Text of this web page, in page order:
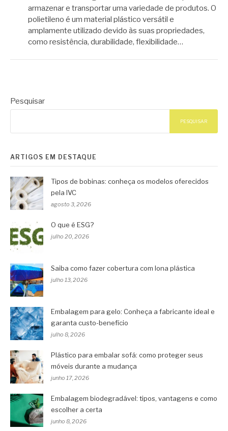
armazenar e transportar uma variedade de produtos. O
polietileno é um material plástico versátil e
amplamente utilizado devido às suas propriedades,
como resistência, durabilidade, flexibilidade…
Pesquisar
PESQUISAR
ARTIGOS EM DESTAQUE
Tipos de bobinas: conheça os modelos oferecidos
pela IVC
agosto 3, 2026
O que é ESG?
julho 20, 2026
Saiba como fazer cobertura com lona plástica
julho 13, 2026
Embalagem para gelo: Conheça a fabricante ideal e
garanta custo-benefício
julho 8, 2026
Plástico para embalar sofá: como proteger seus
móveis durante a mudança
junho 17, 2026
Embalagem biodegradável: tipos, vantagens e como
escolher a certa
junho 8, 2026